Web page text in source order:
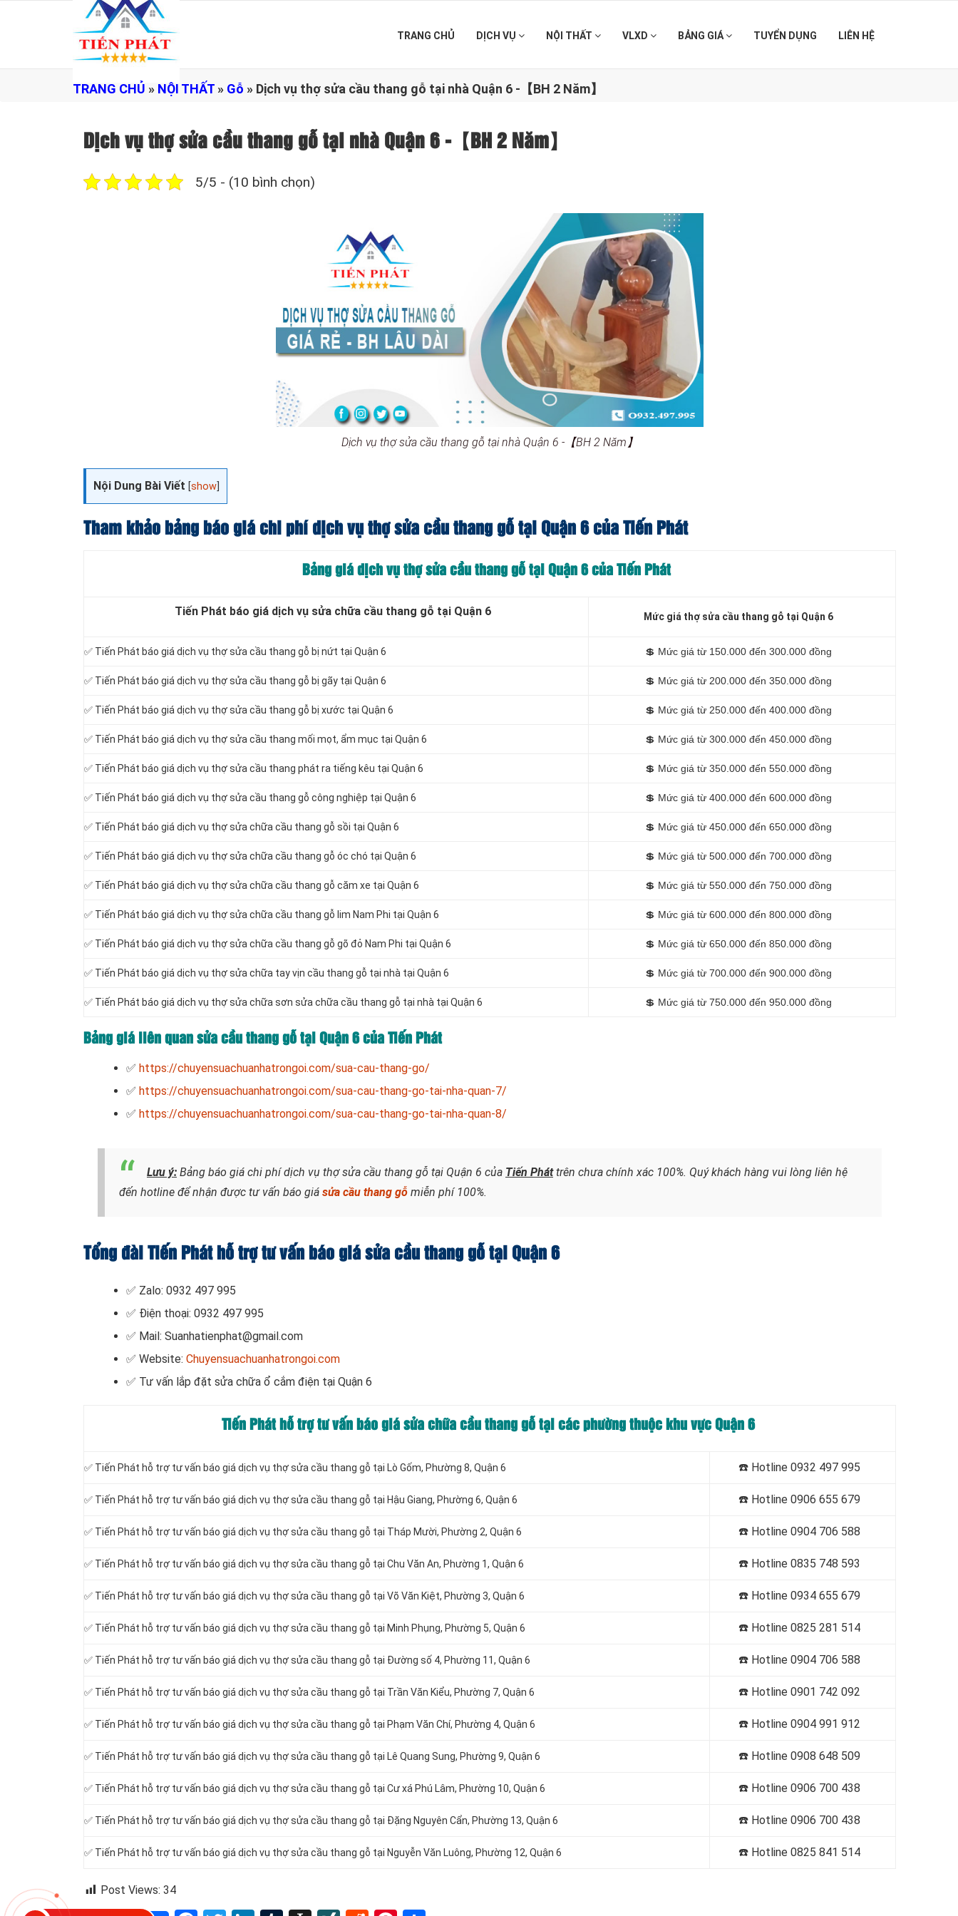
TRANG CHỦ DỊCH VỤ NỘI THẤT VLXD BẢNG GIÁ TUYỂN DỤNG LIÊN HỆ
TRANG CHỦ » NỘI THẤT » Gỗ » Dịch vụ thợ sửa cầu thang gỗ tại nhà Quận 6 -【BH 2 Năm】
Dịch vụ thợ sửa cầu thang gỗ tại nhà Quận 6 -【BH 2 Năm】
5/5 - (10 bình chọn)
Dịch vụ thợ sửa cầu thang gỗ tại nhà Quận 6 -【BH 2 Năm】
Nội Dung Bài Viết [show
Tham khảo bảng báo giá chi phí dịch vụ thợ sửa cầu thang gỗ tại Quận 6 của Tiến Phát
Bảng giá dịch vụ thợ sửa cầu thang gỗ tại Quận 6 của Tiến Phát
Tiến Phát báo giá dịch vụ sửa chữa cầu thang gỗ tại Quận 6 Mức giá thợ sửa cầu thang gỗ tại Quận 6
✅ Tiến Phát báo giá dịch vụ thợ sửa cầu thang gỗ bị nứt tại Quận 6 💲 Mức giá từ 150.000 đến 300.000 đồng
✅ Tiến Phát báo giá dịch vụ thợ sửa cầu thang gỗ bị gãy tại Quận 6 💲 Mức giá từ 200.000 đến 350.000 đồng
✅ Tiến Phát báo giá dịch vụ thợ sửa cầu thang gỗ bị xước tại Quận 6 💲 Mức giá từ 250.000 đến 400.000 đồng
✅ Tiến Phát báo giá dịch vụ thợ sửa cầu thang mối mọt, ẩm mục tại Quận 6 💲 Mức giá từ 300.000 đến 450.000 đồng
✅ Tiến Phát báo giá dịch vụ thợ sửa cầu thang phát ra tiếng kêu tại Quận 6 💲 Mức giá từ 350.000 đến 550.000 đồng
✅ Tiến Phát báo giá dịch vụ thợ sửa cầu thang gỗ công nghiệp tại Quận 6 💲 Mức giá từ 400.000 đến 600.000 đồng
✅ Tiến Phát báo giá dịch vụ thợ sửa chữa cầu thang gỗ sồi tại Quận 6 💲 Mức giá từ 450.000 đến 650.000 đồng
✅ Tiến Phát báo giá dịch vụ thợ sửa chữa cầu thang gỗ óc chó tại Quận 6 💲 Mức giá từ 500.000 đến 700.000 đồng
✅ Tiến Phát báo giá dịch vụ thợ sửa chữa cầu thang gỗ căm xe tại Quận 6 💲 Mức giá từ 550.000 đến 750.000 đồng
✅ Tiến Phát báo giá dịch vụ thợ sửa chữa cầu thang gỗ lim Nam Phi tại Quận 6 💲 Mức giá từ 600.000 đến 800.000 đồng
✅ Tiến Phát báo giá dịch vụ thợ sửa chữa cầu thang gỗ gõ đỏ Nam Phi tại Quận 6 💲 Mức giá từ 650.000 đến 850.000 đồng
✅ Tiến Phát báo giá dịch vụ thợ sửa chữa tay vịn cầu thang gỗ tại nhà tại Quận 6 💲 Mức giá từ 700.000 đến 900.000 đồng
✅ Tiến Phát báo giá dịch vụ thợ sửa chữa sơn sửa chữa cầu thang gỗ tại nhà tại Quận 6 💲 Mức giá từ 750.000 đến 950.000 đồng
Bảng giá liên quan sửa cầu thang gỗ tại Quận 6 của Tiến Phát
✅ https://chuyensuachuanhatrongoi.com/sua-cau-thang-go/
✅ https://chuyensuachuanhatrongoi.com/sua-cau-thang-go-tai-nha-quan-7/
✅ https://chuyensuachuanhatrongoi.com/sua-cau-thang-go-tai-nha-quan-8/
Lưu ý: Bảng báo giá chi phí dịch vụ thợ sửa cầu thang gỗ tại Quận 6 của Tiến Pháttrên chưa chính xác 100%. Quý khách hàng vui lòng liên hệ
đến hotline để nhận được tư vấn báo giá sửa cầu thang gỗ miễn phí 100%.
Tổng đài Tiến Phát hỗ trợ tư vấn báo giá sửa cầu thang gỗ tại Quận 6
✅ Zalo: 0932 497 995
✅ Điện thoại: 0932 497 995
✅ Mail: Suanhatienphat@gmail.com
✅ Website: Chuyensuachuanhatrongoi.com
✅ Tư vấn lắp đặt sửa chữa ổ cắm điện tại Quận 6
Tiến Phát hỗ trợ tư vấn báo giá sửa chữa cầu thang gỗ tại các phường thuộc khu vực Quận 6
✅ Tiến Phát hỗ trợ tư vấn báo giá dịch vụ thợ sửa cầu thang gỗ tại Lò Gốm, Phường 8, Quận 6 ☎️ Hotline 0932 497 995
✅ Tiến Phát hỗ trợ tư vấn báo giá dịch vụ thợ sửa cầu thang gỗ tại Hậu Giang, Phường 6, Quận 6 ☎️ Hotline 0906 655 679
✅ Tiến Phát hỗ trợ tư vấn báo giá dịch vụ thợ sửa cầu thang gỗ tại Tháp Mười, Phường 2, Quận 6 ☎️ Hotline 0904 706 588
✅ Tiến Phát hỗ trợ tư vấn báo giá dịch vụ thợ sửa cầu thang gỗ tại Chu Văn An, Phường 1, Quận 6 ☎️ Hotline 0835 748 593
✅ Tiến Phát hỗ trợ tư vấn báo giá dịch vụ thợ sửa cầu thang gỗ tại Võ Văn Kiệt, Phường 3, Quận 6 ☎️ Hotline 0934 655 679
✅ Tiến Phát hỗ trợ tư vấn báo giá dịch vụ thợ sửa cầu thang gỗ tại Minh Phụng, Phường 5, Quận 6 ☎️ Hotline 0825 281 514
✅ Tiến Phát hỗ trợ tư vấn báo giá dịch vụ thợ sửa cầu thang gỗ tại Đường số 4, Phường 11, Quận 6 ☎️ Hotline 0904 706 588
✅ Tiến Phát hỗ trợ tư vấn báo giá dịch vụ thợ sửa cầu thang gỗ tại Trần Văn Kiểu, Phường 7, Quận 6 ☎️ Hotline 0901 742 092
✅ Tiến Phát hỗ trợ tư vấn báo giá dịch vụ thợ sửa cầu thang gỗ tại Phạm Văn Chí, Phường 4, Quận 6 ☎️ Hotline 0904 991 912
✅ Tiến Phát hỗ trợ tư vấn báo giá dịch vụ thợ sửa cầu thang gỗ tại Lê Quang Sung, Phường 9, Quận 6 ☎️ Hotline 0908 648 509
✅ Tiến Phát hỗ trợ tư vấn báo giá dịch vụ thợ sửa cầu thang gỗ tại Cư xá Phú Lâm, Phường 10, Quận 6 ☎️ Hotline 0906 700 438
✅ Tiến Phát hỗ trợ tư vấn báo giá dịch vụ thợ sửa cầu thang gỗ tại Đặng Nguyên Cẩn, Phường 13, Quận 6 ☎️ Hotline 0906 700 438
✅ Tiến Phát hỗ trợ tư vấn báo giá dịch vụ thợ sửa cầu thang gỗ tại Nguyễn Văn Luông, Phường 12, Quận 6 ☎️ Hotline 0825 841 514
Post Views: 34